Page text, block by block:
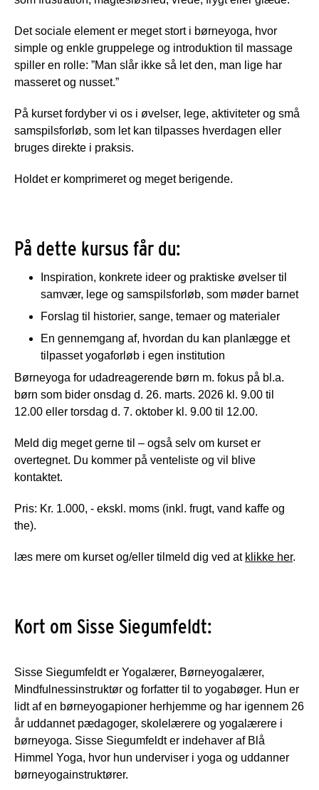
Det sociale element er meget stort i børneyoga, hvor
simple og enkle gruppelege og introduktion til massage
spiller en rolle: ”Man slår ikke så let den, man lige har
masseret og nusset.”
På kurset fordyber vi os i øvelser, lege, aktiviteter og små
samspilsforløb, som let kan tilpasses hverdagen eller
bruges direkte i praksis.
Holdet er komprimeret og meget berigende.
På dette kursus får du:
Inspiration, konkrete ideer og praktiske øvelser til
samvær, lege og samspilsforløb, som møder barnet
Forslag til historier, sange, temaer og materialer
En gennemgang af, hvordan du kan planlægge et
tilpasset yogaforløb i egen institution
Børneyoga for udadreagerende børn m. fokus på bl.a.
børn som bider onsdag d. 26. marts. 2026 kl. 9.00 til
12.00 eller torsdag d. 7. oktober kl. 9.00 til 12.00.
Meld dig meget gerne til – også selv om kurset er
overtegnet. Du kommer på venteliste og vil blive
kontaktet.
Pris: Kr. 1.000, - ekskl. moms (inkl. frugt, vand kaffe og
the).
læs mere om kurset og/eller tilmeld dig ved at klikke her.
Kort om Sisse Siegumfeldt:
Sisse Siegumfeldt er Yogalærer, Børneyogalærer,
Mindfulnessinstruktør og forfatter til to yogabøger. Hun er
lidt af en børneyogapioner herhjemme og har igennem 26
år uddannet pædagoger, skolelærere og yogalærere i
børneyoga. Sisse Siegumfeldt er indehaver af Blå
Himmel Yoga, hvor hun underviser i yoga og uddanner
børneyogainstruktører.